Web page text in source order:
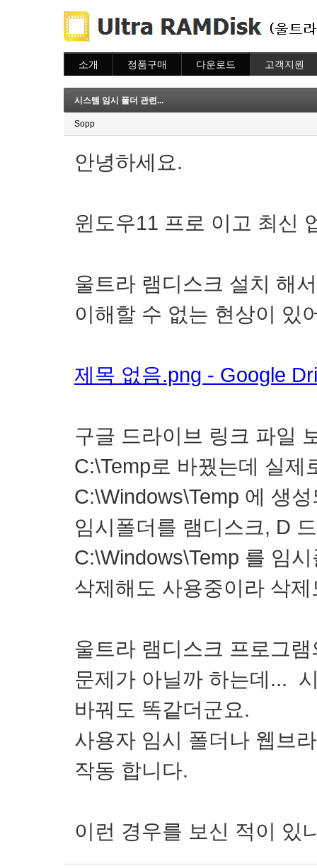
소개 정품구매
주문조회
이용안내
다운로드 고객지원
질문하기
시스템 임시 폴더 관련...
Sopp
안녕하세요.
윈도우11 프로 이고 최신
울트라 램디스크 설치 해
이해할 수 없는 현상이 있
제목 없음.png - Google
구글 드라이브 링크 파일
C:\Temp로 바꿨는데 실제
C:\Windows\Temp 에 생
임시폴더를 램디스크, D
C:\Windows\Temp 를 임
삭제해도 사용중이라 삭
울트라 램디스크 프로그
문제가 아닐까 하는데...
바꿔도 똑같더군요.
사용자 임시 폴더나 웹브
작동 합니다.
이런 경우를 보신 적이 있